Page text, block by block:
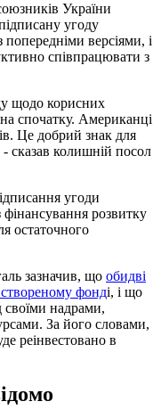
України
угоду
версіями, і
співпрацювати з
щодо корисних
спочатку. Американці
Це добрий знак для
сказав колишній посол
угоди
розвитку
остаточного
зазначив, що обидві
створеному фонді, і що
своїми надрами,
За його словами,
реінвестовано в